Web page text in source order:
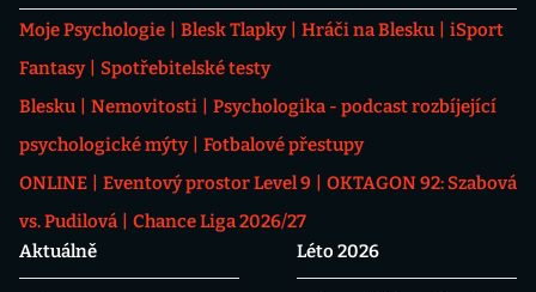
Moje Psychologie Blesk Tlapky Hráči na Blesku
iSport
Fantasy
Spotřebitelské testy
Blesku
Nemovitosti
Psychologika - podcast rozbíjející
psychologické mýty
Fotbalové přestupy
ONLINE
Eventový prostor Level 9
OKTAGON 92: Szabová
vs. Pudilová
Chance Liga 2026/27
Aktuálně
Léto 2026